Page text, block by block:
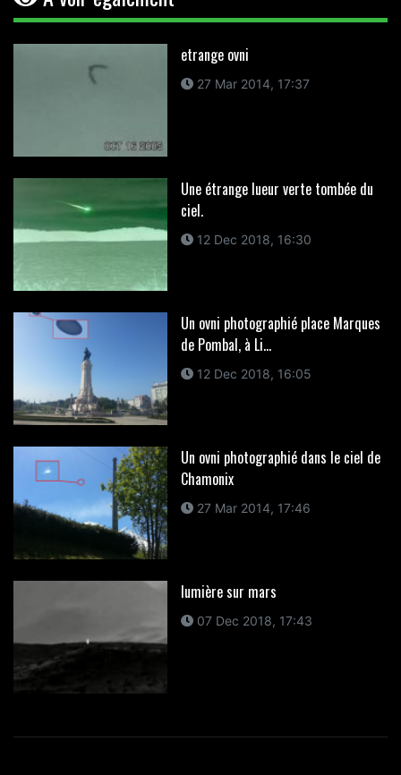
etrange ovni
27 Mar 2014, 17:37
Une étrange lueur verte tombée du
ciel.
12 Dec 2018, 16:30
Un ovni photographié place Marques
de Pombal, à Li...
12 Dec 2018, 16:05
Un ovni photographié dans le ciel de
Chamonix
27 Mar 2014, 17:46
lumière sur mars
07 Dec 2018, 17:43